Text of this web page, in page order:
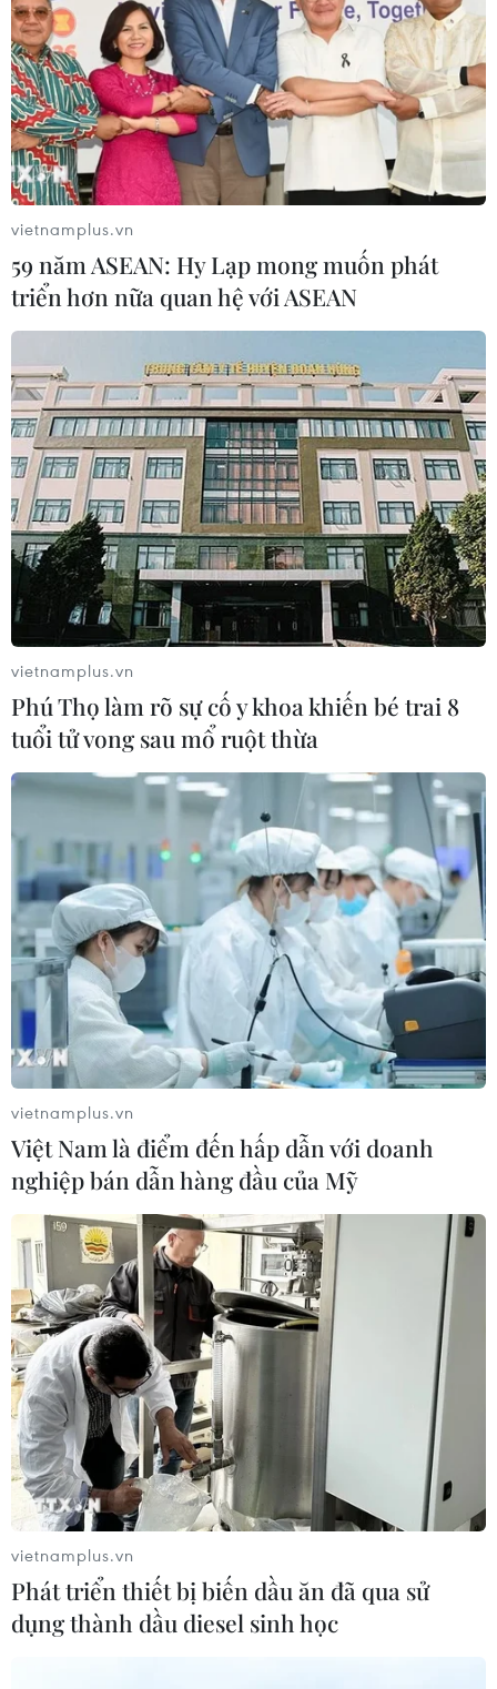
vietnamplus.vn
59 năm ASEAN: Hy Lạp mong muốn phát
triển hơn nữa quan hệ với ASEAN
vietnamplus.vn
Phú Thọ làm rõ sự cố y khoa khiến bé trai 8
tuổi tử vong sau mổ ruột thừa
vietnamplus.vn
Việt Nam là điểm đến hấp dẫn với doanh
nghiệp bán dẫn hàng đầu của Mỹ
vietnamplus.vn
Phát triển thiết bị biến dầu ăn đã qua sử
dụng thành dầu diesel sinh học